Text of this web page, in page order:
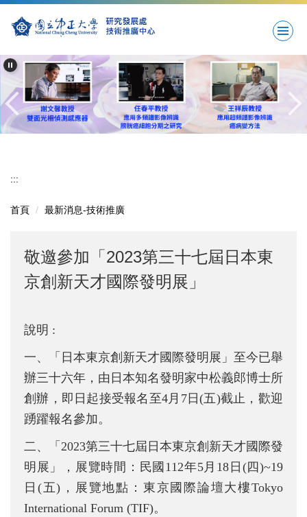
到
主
要
內
區
:::
首頁 最新消息-技術推廣
敬邀參加「2023第三十七屆日本東
京創新天才國際發明展」
說明 :
一、「日本東京創新天才國際發明展」至今已舉
辦三十六年，由日本知名發明家中松義郎博士所
創辦，即日起接受報名至4月7日(五)截止，歡迎
踴躍報名參加。
二、「2023第三十七屆日本東京創新天才國際發
明展」，展覽時間：民國112年5月18日(四)~19
日(五)，展覽地點：東京國際論壇大樓Tokyo
International Forum (TIF)。